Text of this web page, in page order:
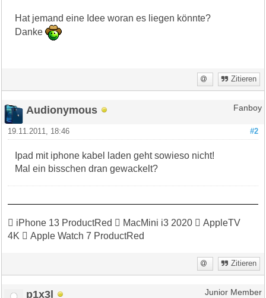
Hat jemand eine Idee woran es liegen könnte?
Danke
Zitieren
Audionymous Fanboy
#2
19.11.2011, 18:46
Ipad mit iphone kabel laden geht sowieso nicht!
Mal ein bisschen dran gewackelt?
 iPhone 13 ProductRed  MacMini i3 2020  AppleTV
4K  Apple Watch 7 ProductRed
Zitieren
p1x3l Junior Member